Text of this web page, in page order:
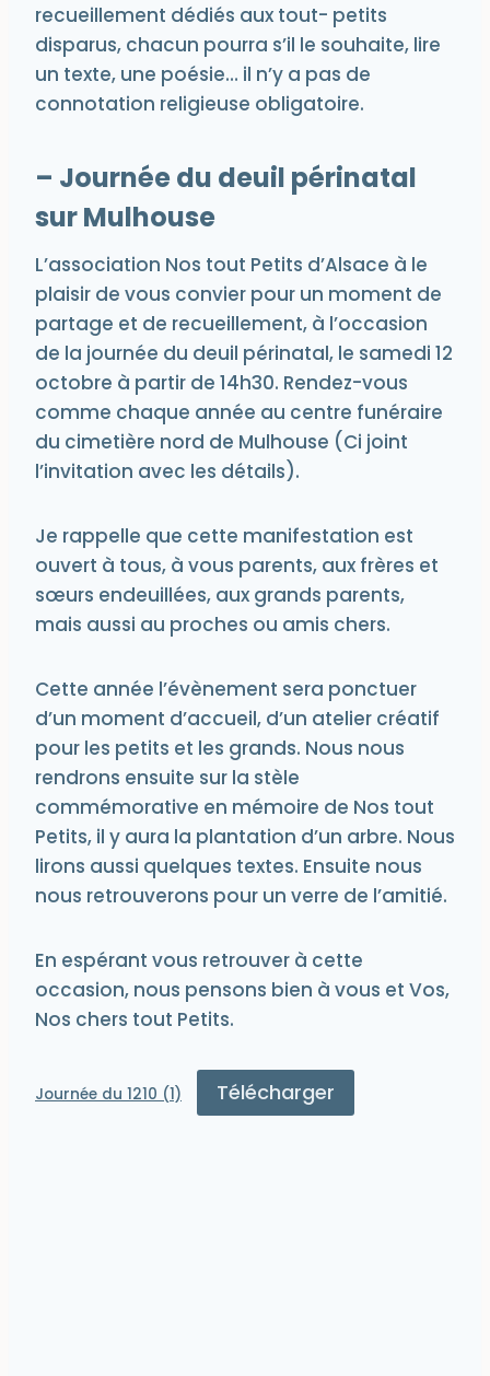
recueillement dédiés aux tout- petits
disparus, chacun pourra s’il le souhaite, lire
un texte, une poésie… il n’y a pas de
connotation religieuse obligatoire.
– Journée du deuil périnatal
sur Mulhouse
L’association Nos tout Petits d’Alsace à le
plaisir de vous convier pour un moment de
partage et de recueillement, à l’occasion
de la journée du deuil périnatal, le samedi 12
octobre à partir de 14h30. Rendez-vous
comme chaque année au centre funéraire
du cimetière nord de Mulhouse (Ci joint
l’invitation avec les détails).
Je rappelle que cette manifestation est
ouvert à tous, à vous parents, aux frères et
sœurs endeuillées, aux grands parents,
mais aussi au proches ou amis chers.
Cette année l’évènement sera ponctuer
d’un moment d’accueil, d’un atelier créatif
pour les petits et les grands. Nous nous
rendrons ensuite sur la stèle
commémorative en mémoire de Nos tout
Petits, il y aura la plantation d’un arbre. Nous
lirons aussi quelques textes. Ensuite nous
nous retrouverons pour un verre de l’amitié.
En espérant vous retrouver à cette
occasion, nous pensons bien à vous et Vos,
Nos chers tout Petits.
Journée du 1210 (1) Télécharger